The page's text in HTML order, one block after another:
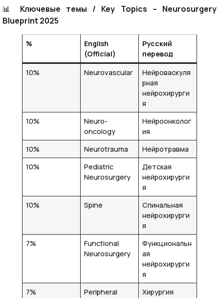
📊 Ключевые темы / Key Topics – Neurosurgery
Blueprint 2025
%
English
(Official)
Русский
перевод
10%
Neurovascular
Нейроваскуля
рная
нейрохирурги
я
10%
Neuro-
oncology
Нейроонколог
ия
10%
Neurotrauma
Нейротравма
10%
Pediatric
Neurosurgery
Детская
нейрохирурги
я
10%
Spine
Спинальная
нейрохирурги
я
7%
Functional
Neurosurgery
Функциональн
ая
нейрохирурги
я
7%
Peripheral
Хирургия